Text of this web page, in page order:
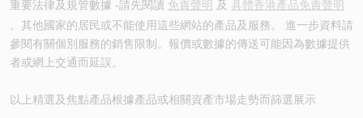
重要法律及規管數據 -請先閱讀 免責聲明 及 具體香港產品免責聲明
。其他國家的居民或不能使用這些網站的產品及服務。 進一步資料請
參閱有關個別服務的銷售限制。報價或數據的傳送可能因為數據提供
者或網上交通而延誤。
以上精選及焦點產品根據產品或相關資產市場走勢而篩選展示